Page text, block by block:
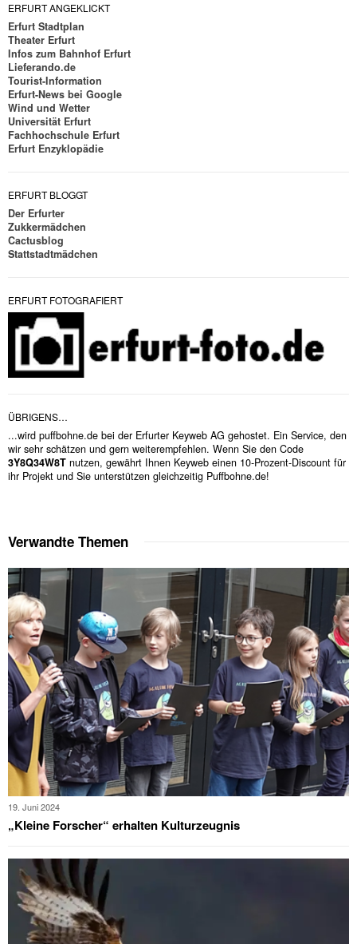
ERFURT ANGEKLICKT
Erfurt Stadtplan
Theater Erfurt
Infos zum Bahnhof Erfurt
Lieferando.de
Tourist-Information
Erfurt-News bei Google
Wind und Wetter
Universität Erfurt
Fachhochschule Erfurt
Erfurt Enzyklopädie
ERFURT BLOGGT
Der Erfurter
Zukkermädchen
Cactusblog
Stattstadtmädchen
ERFURT FOTOGRAFIERT
ÜBRIGENS…
...wird puffbohne.de bei der Erfurter Keyweb AG gehostet. Ein Service, den
wir sehr schätzen und gern weiterempfehlen. Wenn Sie den Code
3Y8Q34W8T nutzen, gewährt Ihnen Keyweb einen 10-Prozent-Discount für
ihr Projekt und Sie unterstützen gleichzeitig Puffbohne.de!
Verwandte Themen
19. Juni 2024
„Kleine Forscher“ erhalten Kulturzeugnis